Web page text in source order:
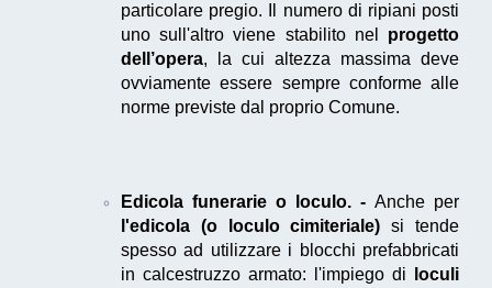
particolare pregio. Il numero di ripiani posti
uno sull'altro viene stabilito nel progetto
dell’opera, la cui altezza massima deve
ovviamente essere sempre conforme alle
norme previste dal proprio Comune.
Edicola funerarie o loculo. - Anche per
l'edicola (o loculo cimiteriale) si tende
spesso ad utilizzare i blocchi prefabbricati
in calcestruzzo armato: l'impiego di
loculi